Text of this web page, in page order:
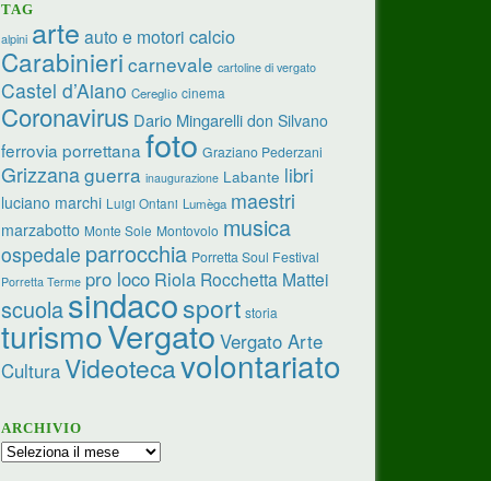
TAG
alpini arte auto e motori calcio
Carabinieri carnevale cartoline di vergato
Castel d’Aiano Cereglio cinema
Coronavirus Dario Mingarelli don Silvano
ferrovia porrettana foto Graziano Pederzani
Grizzanaguerra inaugurazione Labante libri
luciano marchi Luigi Ontani Lumèga maestri
marzabotto Monte Sole Montovolo musica
ospedale parrocchia Porretta Soul Festival
Porretta Terme pro loco Riola Rocchetta Mattei
scuolasindacosport storia
turismoVergato Vergato Arte
CulturaVideotecavolontariato
ARCHIVIO
Archivio